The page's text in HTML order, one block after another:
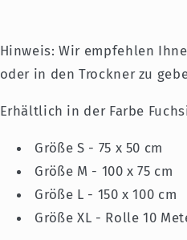
Hinweis: Wir empfehlen
oder in den Trockner zu
Erhältlich in der Farbe
Größe S - 75 x 50 cm
Größe M - 100 x 75 cm
Größe L - 150 x 100 cm
Größe XL - Rolle 10